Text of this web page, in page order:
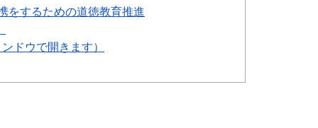
をするための道徳教育推進
ドウで開きます）